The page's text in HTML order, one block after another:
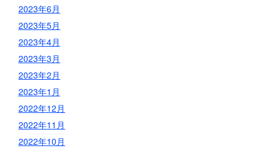
2023年6月
2023年5月
2023年4月
2023年3月
2023年2月
2023年1月
2022年12月
2022年11月
2022年10月